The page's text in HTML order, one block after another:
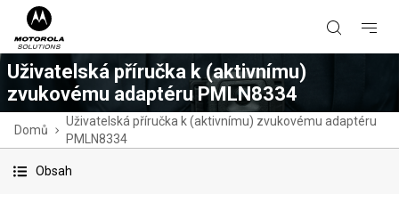
Uživatelská příručka k (aktivnímu)
zvukovému adaptéru PMLN8334
Domů
Uživatelská příručka k (aktivnímu) zvukovému adaptéru
PMLN8334
Obsah